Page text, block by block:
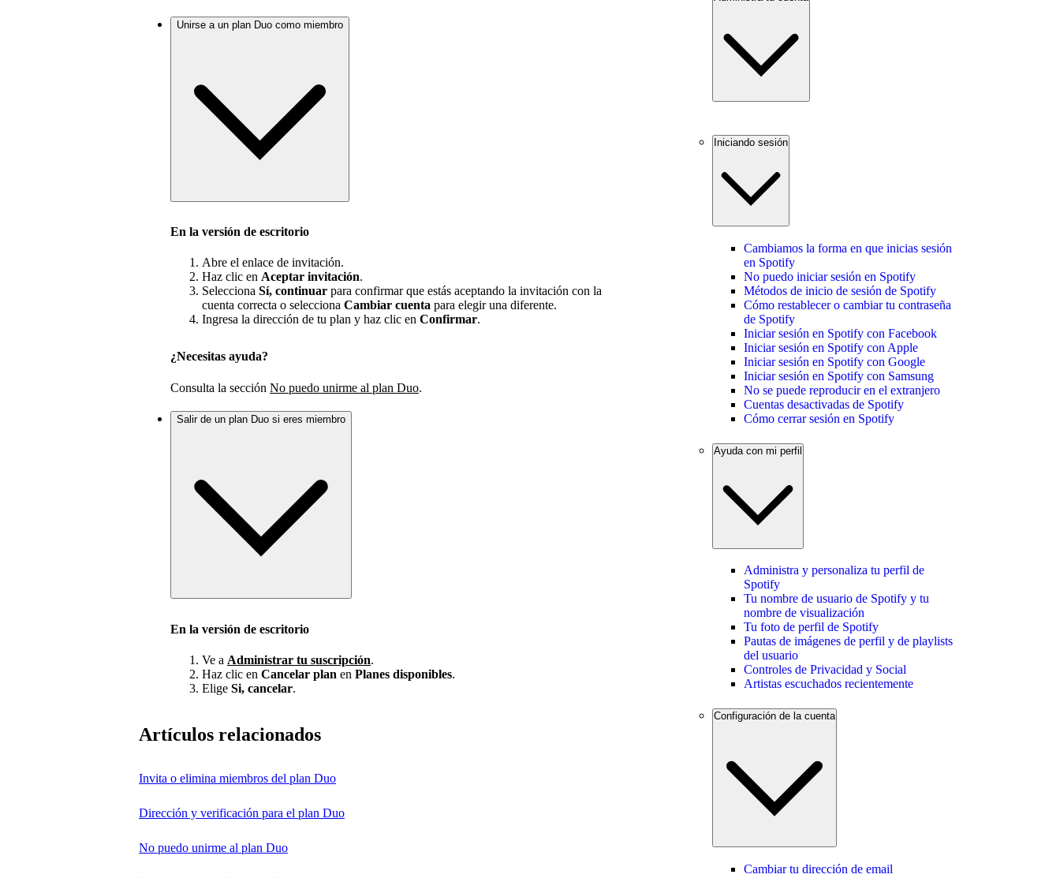
Unirse a un plan Duo como miembro
En la versión de escritorio
Abre el enlace de invitación.
Haz clic en Aceptar invitación.
Selecciona Sí, continuar para confirmar que estás aceptando la invitación con la
cuenta correcta o selecciona Cambiar cuenta para elegir una diferente.
Ingresa la dirección de tu plan y haz clic en Confirmar.
¿Necesitas ayuda?
Consulta la sección No puedo unirme al plan Duo.
Salir de un plan Duo si eres miembro
En la versión de escritorio
Ve a Administrar tu suscripción.
Haz clic en Cancelar plan en Planes disponibles.
Elige Si, cancelar.
Artículos relacionados
Invita o elimina miembros del plan Duo
Dirección y verificación para el plan Duo
No puedo unirme al plan Duo
Iniciando sesión
Cambiamos la forma en que inicias sesión
en Spotify
No puedo iniciar sesión en Spotify
Métodos de inicio de sesión de Spotify
Cómo restablecer o cambiar tu contraseña
de Spotify
Iniciar sesión en Spotify con Facebook
Iniciar sesión en Spotify con Apple
Iniciar sesión en Spotify con Google
Iniciar sesión en Spotify con Samsung
No se puede reproducir en el extranjero
Cuentas desactivadas de Spotify
Cómo cerrar sesión en Spotify
Ayuda con mi perfil
Administra y personaliza tu perfil de
Spotify
Tu nombre de usuario de Spotify y tu
nombre de visualización
Tu foto de perfil de Spotify
Pautas de imágenes de perfil y de playlists
del usuario
Controles de Privacidad y Social
Artistas escuchados recientemente
Configuración de la cuenta
Cambiar tu dirección de email